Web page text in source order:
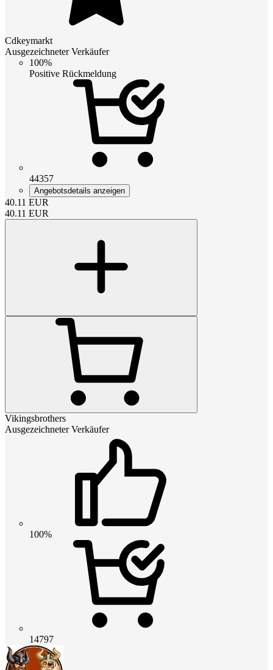
Cdkeymarkt
Ausgezeichneter Verkäufer
100%
Positive Rückmeldung
44357
Angebotsdetails anzeigen
40.11 EUR
40.11 EUR
Vikingsbrothers
Ausgezeichneter Verkäufer
100%
14797